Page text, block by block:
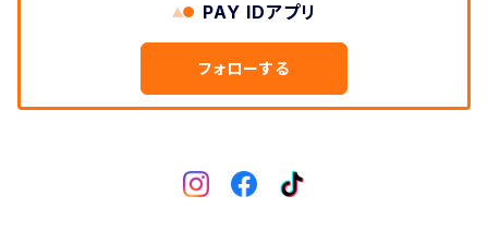
DKG/ディーケージー
PAY IDアプリ
フォローする